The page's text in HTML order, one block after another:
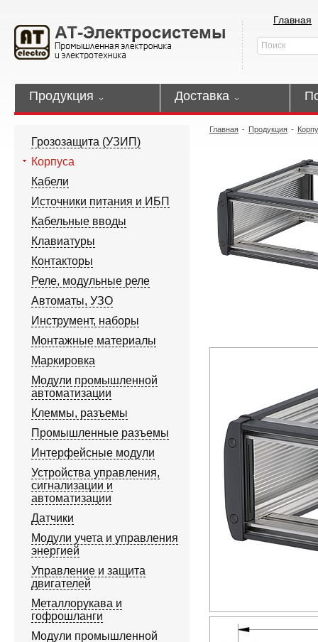
Главная
Продукция Доставка
Грозозащита (УЗИП)
Корпуса
Кабели
Источники питания и ИБП
Кабельные вводы
Клавиатуры
Контакторы
Реле, модульные реле
Автоматы, УЗО
Инструмент, наборы
Монтажные материалы
Маркировка
Модули промышленной
автоматизации
Клеммы, разъемы
Промышленные разъемы
Интерфейсные модули
Устройства управления,
сигнализации и
автоматизации
Датчики
Модули учета и управления
энергией
Управление и защита
двигателей
Металлорукава и
гофрошланги
Модули промышленной
Главная - Продукция -